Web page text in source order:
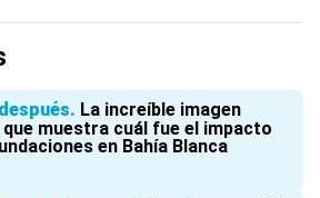
La increíble imagen
muestra cuál fue el impacto
en Bahía Blanca